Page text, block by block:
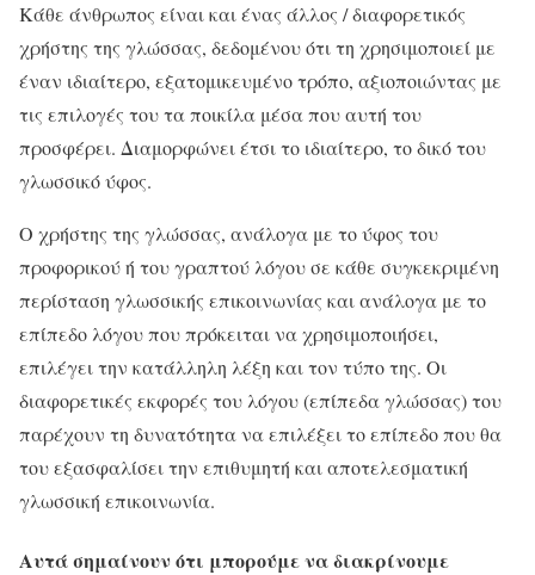
Κάθε άνθρωπος είναι και ένας άλλος / διαφορετικός
χρήστης της γλώσσας, δεδομένου ότι τη χρησιμοποιεί με
έναν ιδιαίτερο, εξατομικευμένο τρόπο, αξιοποιώντας με
τις επιλογές του τα ποικίλα μέσα που αυτή του
προσφέρει. Διαμορφώνει έτσι το ιδιαίτερο, το δικό του
γλωσσικό ύφος.
Ο χρήστης της γλώσσας, ανάλογα με το ύφος του
προφορικού ή του γραπτού λόγου σε κάθε συγκεκριμένη
περίσταση γλωσσικής επικοινωνίας και ανάλογα με το
επίπεδο λόγου που πρόκειται να χρησιμοποιήσει,
επιλέγει την κατάλληλη λέξη και τον τύπο της. Οι
διαφορετικές εκφορές του λόγου (επίπεδα γλώσσας) του
παρέχουν τη δυνατότητα να επιλέξει το επίπεδο που θα
του εξασφαλίσει την επιθυμητή και αποτελεσματική
γλωσσική επικοινωνία.
Αυτά σημαίνουν ότι μπορούμε να διακρίνουμε